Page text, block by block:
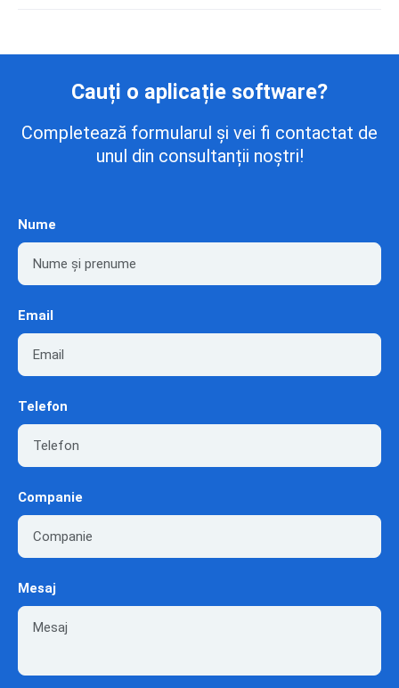
Cauți o aplicație software?
Completează formularul și vei fi contactat de
unul din consultanții noștri!
Nume
Email
Telefon
Companie
Mesaj